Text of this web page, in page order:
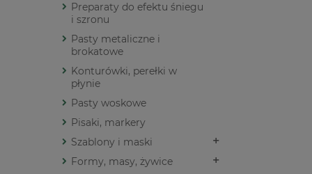
Preparaty do efektu śniegu
i szronu
Pasty metaliczne i
brokatowe
Konturówki, perełki w
płynie
Pasty woskowe
Pisaki, markery
Szablony i maski
Formy, masy, żywice